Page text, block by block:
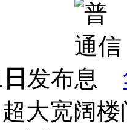
发布
大宽阔